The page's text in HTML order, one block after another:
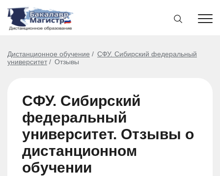
Дистанционное обучение
СФУ. Сибирский федеральный
университет
Отзывы
СФУ. Сибирский
федеральный
университет. Отзывы о
дистанционном
обучении